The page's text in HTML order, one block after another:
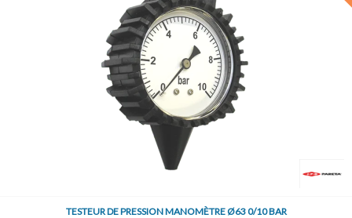
TESTEUR DE PRESSION MANOMÈTRE Ø63 0/10 BAR